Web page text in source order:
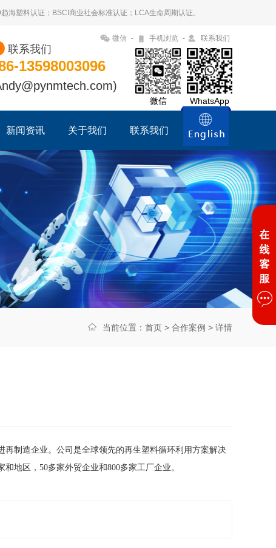
塑料认证；BSCI商业社会标准认证；LCA生命周期认证。
微信 - 手机浏览 - 联系我们
13598003096
联系我们
微信 WhatsApp
新闻资讯 关于我们 联系我们
当前位置： 首页 > 合作案例 > 详情
制造企业。公司是全球领先的再生塑料循环利用方案解决
地区，50多家外贸企业和800多家工厂企业。